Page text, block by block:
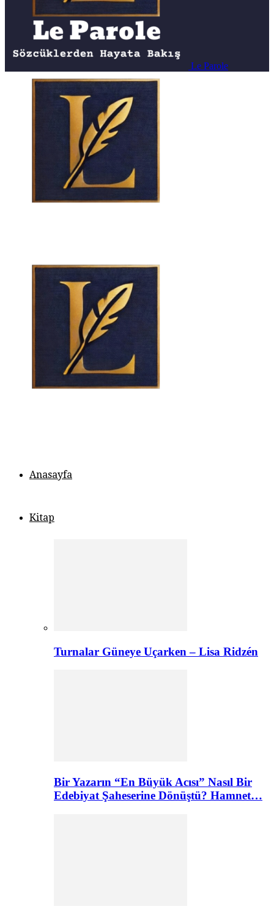
Le Parole
Anasayfa
Kitap
Turnalar Güneye Uçarken – Lisa Ridzén
Bir Yazarın “En Büyük Acısı” Nasıl Bir
Edebiyat Şaheserine Dönüştü? Hamnet…